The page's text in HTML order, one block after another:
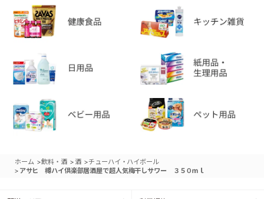
ホーム >飲料・酒 > 酒 >チューハイ・ハイボール
> アサヒ 樽ハイ倶楽部居酒屋で超人気梅干しサワー ３５０ｍｌ